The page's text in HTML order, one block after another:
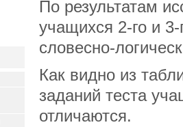
По результатам
учащихся 2-го и
словесно-
Как видно из
заданий теста
отличаются.